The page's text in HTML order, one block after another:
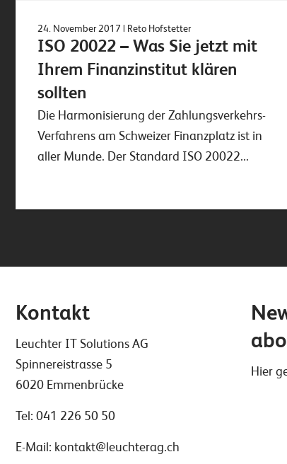
24. November 2017 | Reto Hofstetter
ISO 20022 – Was Sie jetzt mit
Ihrem Finanzinstitut klären
sollten
Die Harmonisierung der Zahlungsverkehrs-
Verfahrens am Schweizer Finanzplatz ist in
aller Munde. Der Standard ISO 20022...
Kontakt
Leuchter IT Solutions AG
Spinnereistrasse 5
6020 Emmenbrücke
Tel: 041 226 50 50
E-Mail: kontakt@leuchterag.ch
Hier